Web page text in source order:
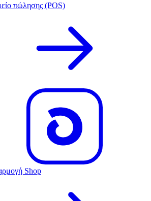
πώλησης (POS)
Shop